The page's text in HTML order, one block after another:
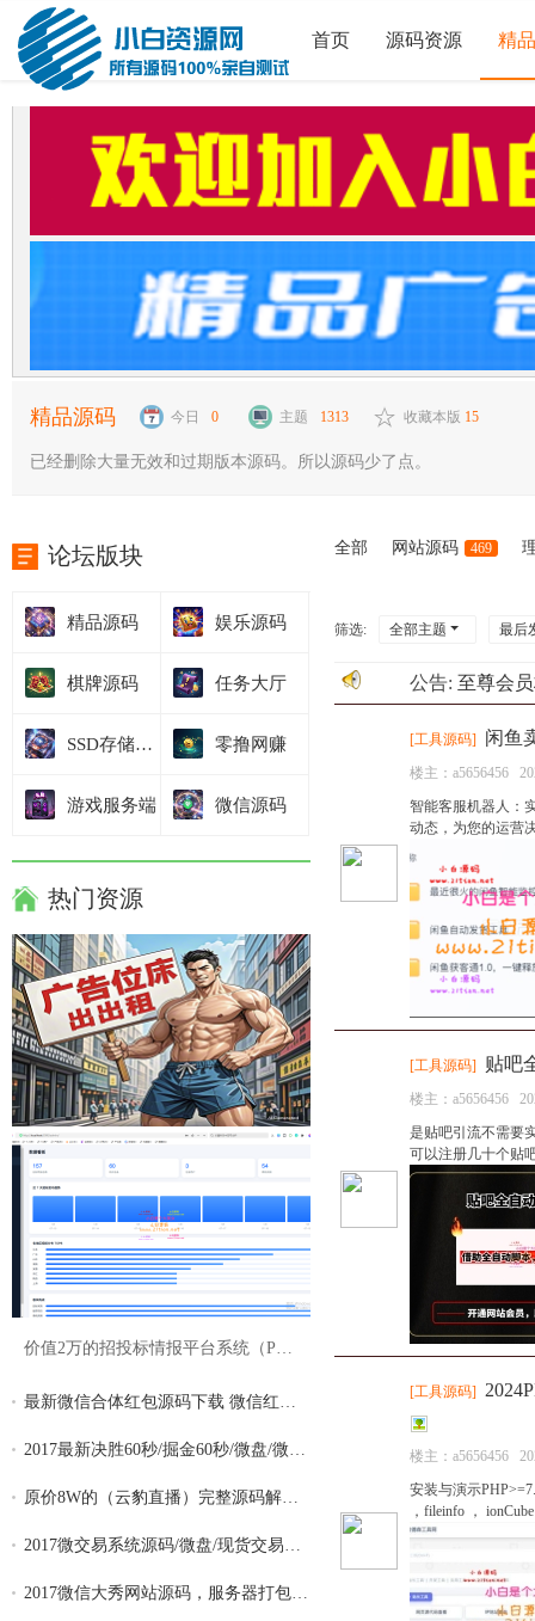
首页 源码资源 精
精品源码 今日 0 主题 1313 收藏本版 15
已经删除大量无效和过期版本源码。所以源码少了点。
全部 网站源码 469
筛选: 全部主题 最后
公告: 至尊会
[工具源码] 闲鱼
楼主： a5656456
智能客服机器人：
动态，为您的运营
[工具源码] 贴吧
楼主： a5656456
是贴吧引流不需要
可以注册几十个贴
[工具源码]
楼主： a5656456
安装与演示
，fileinfo ，
论坛版块
精品源码 娱乐源码
棋牌源码 任务大厅
SSD存储技术 零撸网赚
游戏服务端 微信源码
热门资源